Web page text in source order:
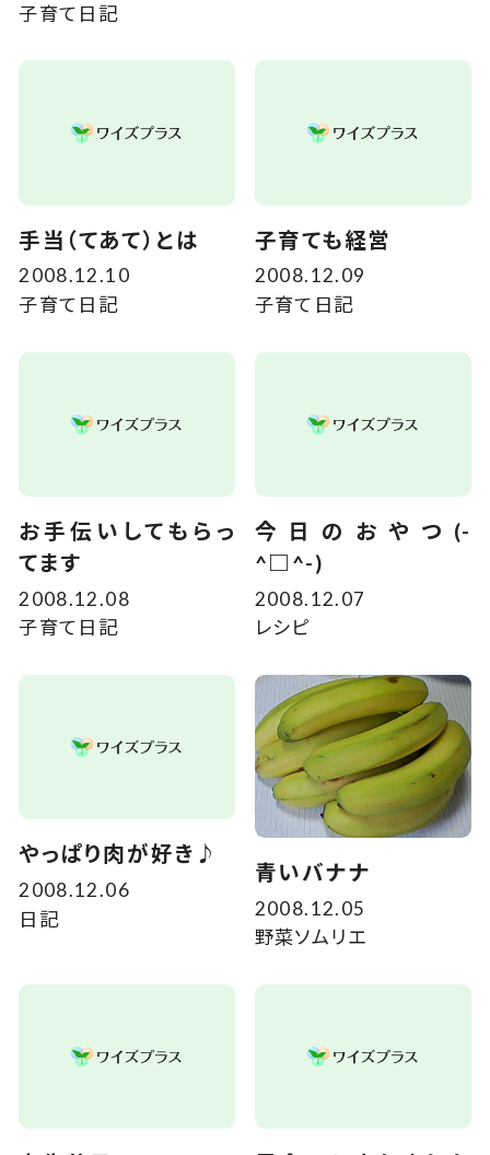
子育て日記
手当（てあて）とは
2008.12.10
子育て日記
子育ても経営
2008.12.09
子育て日記
お手伝いしてもらっ
てます
2008.12.08
子育て日記
今日のおやつ(-
^□^-)
2008.12.07
レシピ
やっぱり肉が好き♪
2008.12.06
日記
青いバナナ
2008.12.05
野菜ソムリエ